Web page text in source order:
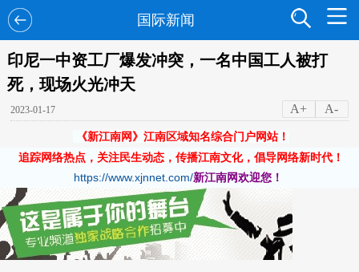
国际新闻
印尼一中资工厂爆发冲突，一名中国工人被打
死，现场火光冲天
2023-01-17 A+ A-
《新江南网》江南区域知名综合门户网站！
追踪网络热点，关注民生动态，传播江南文化，倡导网络新时代！
https://www.xjnnet.com/新江南网欢迎您！